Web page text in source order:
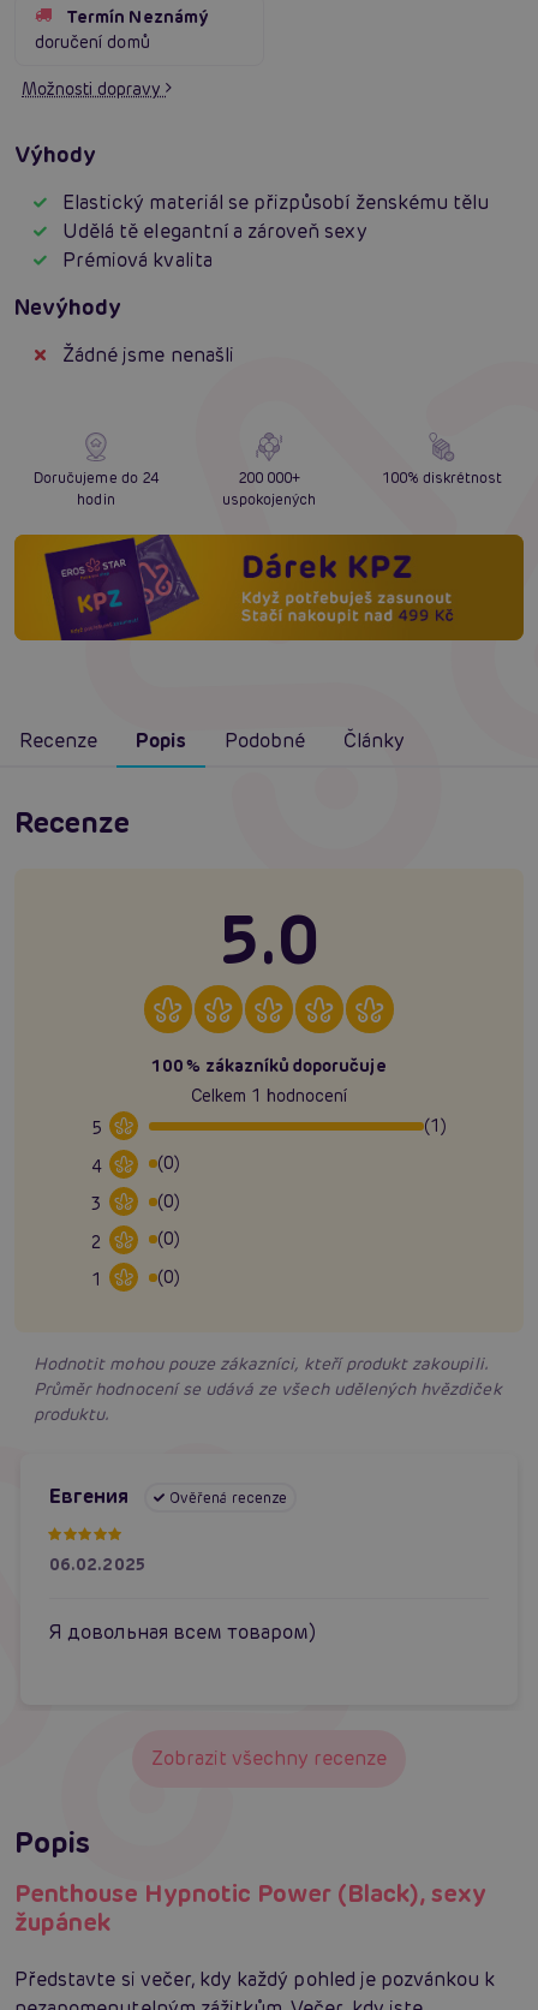
Termín Neznámý
doručení domů
Možnosti dopravy
Výhody
Elastický materiál se přizpůsobí ženskému tělu
Udělá tě elegantní a zároveň sexy
Prémiová kvalita
Nevýhody
Žádné jsme nenašli
Doručujeme do 24
hodin
200 000+
uspokojených
100% diskrétnost
Recenze Popis Podobné Články
Recenze
5.0
100% zákazníků doporučuje
Celkem 1 hodnocení
5
(1)
4
(0)
3
(0)
2
(0)
1
(0)
Hodnotit mohou pouze zákazníci, kteří produkt zakoupili.
Průměr hodnocení se udává ze všech udělených hvězdiček
produktu.
Евгения Ověřená recenze
06.02.2025
Я довольная всем товаром)
Zobrazit všechny recenze
Popis
Penthouse Hypnotic Power (Black), sexy
župánek
Představte si večer, kdy každý pohled je pozvánkou k